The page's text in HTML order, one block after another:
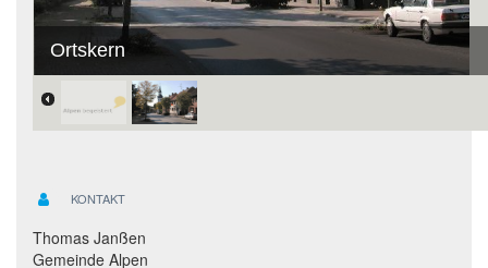
Ortskern
KONTAKT
Thomas Janßen
Gemeinde Alpen